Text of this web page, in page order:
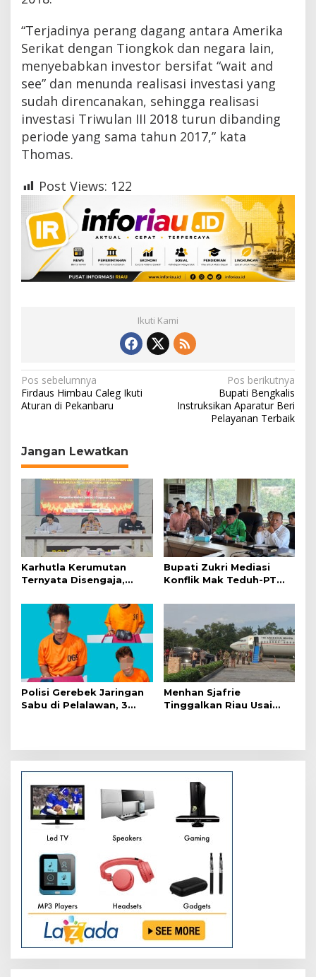
“Terjadinya perang dagang antara Amerika
Serikat dengan Tiongkok dan negara lain,
menyebabkan investor bersifat “wait and
see” dan menunda realisasi investasi yang
sudah direncanakan, sehingga realisasi
investasi Triwulan III 2018 turun dibanding
periode yang sama tahun 2017,” kata
Thomas.
Post Views: 122
Ikuti Kami
N
a
i
g
a
p
o
s
Pos sebelumnya
Firdaus Himbau Caleg Ikuti
Aturan di Pekanbaru
Pos berikutnya
Bupati Bengkalis
Instruksikan Aparatur Beri
Pelayanan Terbaik
Jangan Lewatkan
Karhutla Kerumutan
Ternyata Disengaja,
Pembakar Lahan
Bupati Zukri Mediasi
Konflik Mak Teduh-PT
Polisi Gerebek Jaringan
Sabu di Pelalawan, 3
Menhan Sjafrie
Tinggalkan Riau Usai